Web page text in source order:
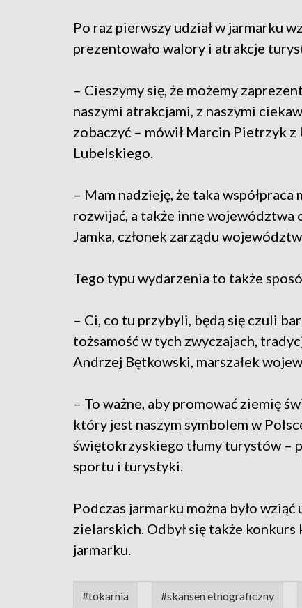
Po raz pierwszy udział w jarmarku
prezentowało walory i atrakcje
– Cieszymy się, że możemy
naszymi atrakcjami, z naszymi
zobaczyć – mówił Marcin Pietrzyk
Lubelskiego.
– Mam nadzieję, że taka
rozwijać, a także inne województwa
Jamka, członek zarządu
Tego typu wydarzenia to także
– Ci, co tu przybyli, będą się czuli
tożsamość w tych zwyczajach,
Andrzej Bętkowski, marszałek
– To ważne, aby promować ziemię
który jest naszym symbolem w
świętokrzyskiego tłumy turystów –
sportu i turystyki.
Podczas jarmarku można było
zielarskich. Odbył się także
jarmarku.
#tokarnia #skansen etnograficzny